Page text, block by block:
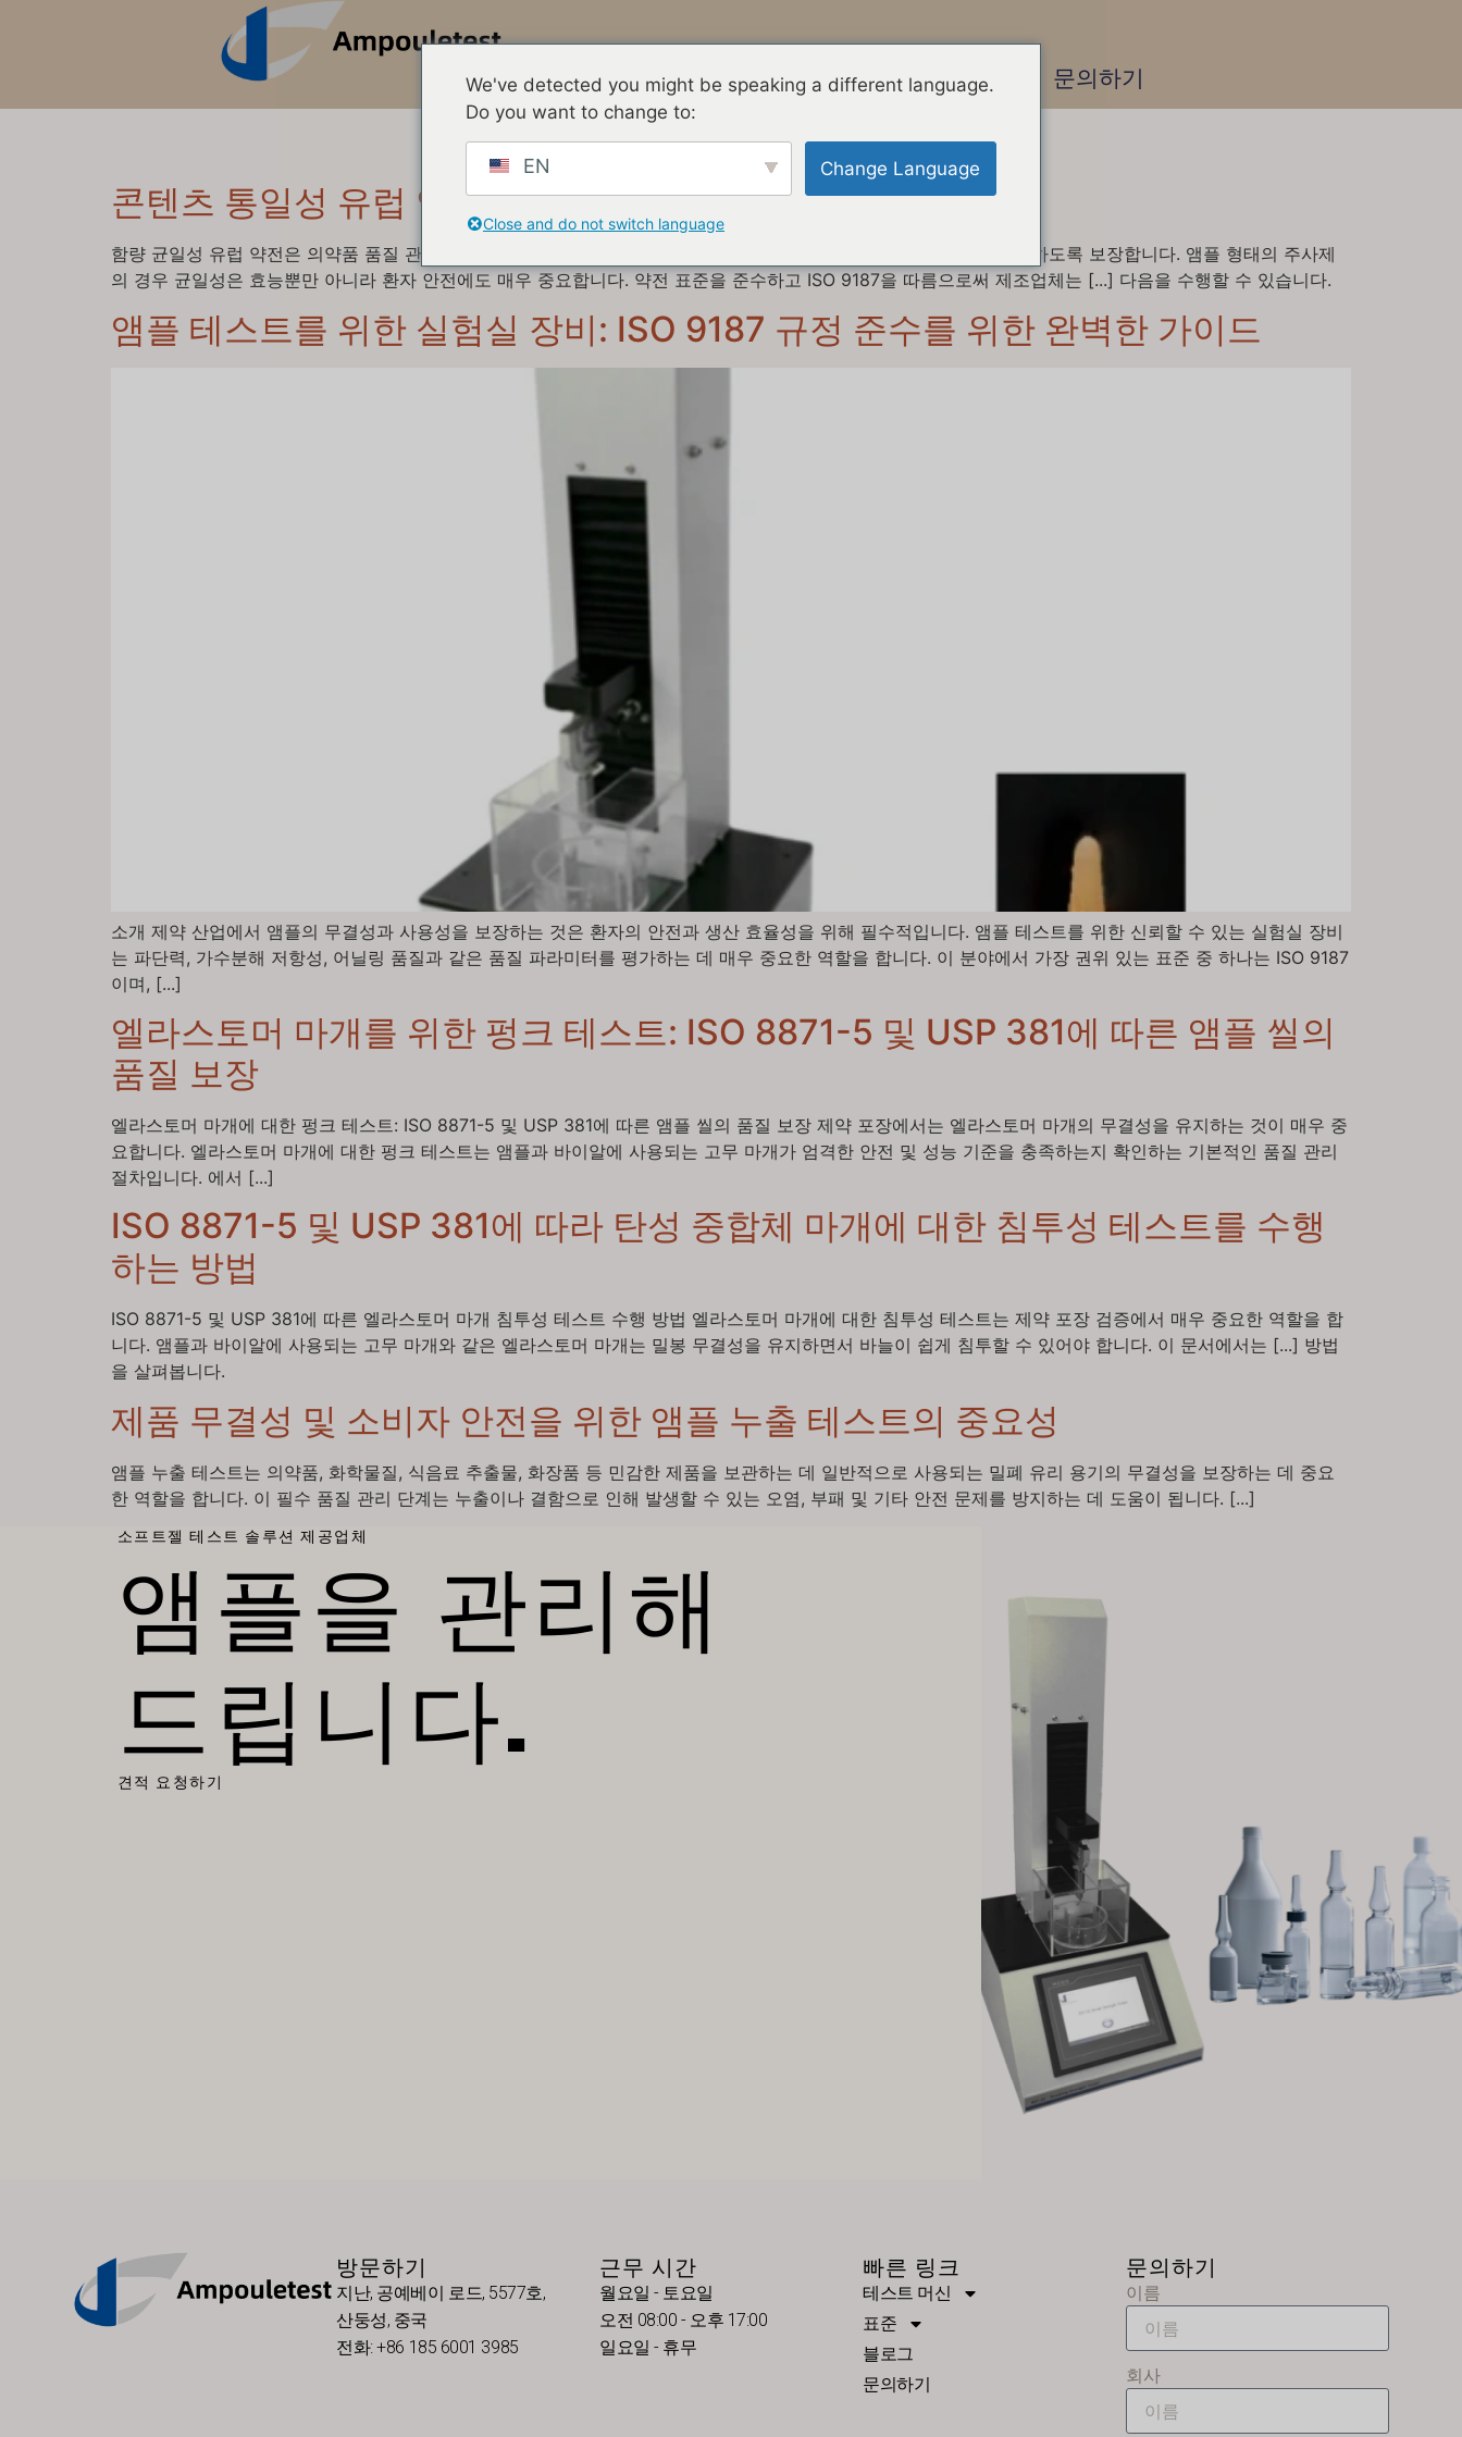
테스트 머신 표준 블로그 문의하기
콘텐츠 통일성 유럽 약전 및 ISO 9187
함량 균일성 유럽 약전은 의약품 품질 관리의 기본 요소로, 각 제형이 정해진 한도 내에서 의도한 양의 유효 성분을 함유하도록 보장합니다. 앰플 형태의 주사제
의 경우 균일성은 효능뿐만 아니라 환자 안전에도 매우 중요합니다. 약전 표준을 준수하고 ISO 9187을 따름으로써 제조업체는 [...] 다음을 수행할 수 있습니다.
앰플 테스트를 위한 실험실 장비: ISO 9187 규정 준수를 위한 완벽한 가이드
소개 제약 산업에서 앰플의 무결성과 사용성을 보장하는 것은 환자의 안전과 생산 효율성을 위해 필수적입니다. 앰플 테스트를 위한 신뢰할 수 있는 실험실 장비
는 파단력, 가수분해 저항성, 어닐링 품질과 같은 품질 파라미터를 평가하는 데 매우 중요한 역할을 합니다. 이 분야에서 가장 권위 있는 표준 중 하나는 ISO 9187
이며, [...]
엘라스토머 마개를 위한 펑크 테스트: ISO 8871-5 및 USP 381에 따른 앰플 씰의
품질 보장
엘라스토머 마개에 대한 펑크 테스트: ISO 8871-5 및 USP 381에 따른 앰플 씰의 품질 보장 제약 포장에서는 엘라스토머 마개의 무결성을 유지하는 것이 매우 중
요합니다. 엘라스토머 마개에 대한 펑크 테스트는 앰플과 바이알에 사용되는 고무 마개가 엄격한 안전 및 성능 기준을 충족하는지 확인하는 기본적인 품질 관리
절차입니다. 에서 [...]
ISO 8871-5 및 USP 381에 따라 탄성 중합체 마개에 대한 침투성 테스트를 수행
하는 방법
ISO 8871-5 및 USP 381에 따른 엘라스토머 마개 침투성 테스트 수행 방법 엘라스토머 마개에 대한 침투성 테스트는 제약 포장 검증에서 매우 중요한 역할을 합
니다. 앰플과 바이알에 사용되는 고무 마개와 같은 엘라스토머 마개는 밀봉 무결성을 유지하면서 바늘이 쉽게 침투할 수 있어야 합니다. 이 문서에서는 [...] 방법
을 살펴봅니다.
제품 무결성 및 소비자 안전을 위한 앰플 누출 테스트의 중요성
앰플 누출 테스트는 의약품, 화학물질, 식음료 추출물, 화장품 등 민감한 제품을 보관하는 데 일반적으로 사용되는 밀폐 유리 용기의 무결성을 보장하는 데 중요
한 역할을 합니다. 이 필수 품질 관리 단계는 누출이나 결함으로 인해 발생할 수 있는 오염, 부패 및 기타 안전 문제를 방지하는 데 도움이 됩니다. [...]
소프트젤 테스트 솔루션 제공업체
앰플을 관리해
드립니다.
견적 요청하기
방문하기
지난, 공예베이 로드, 5577호,
산둥성, 중국
전화: +86 185 6001 3985
근무 시간
월요일 - 토요일
오전 08:00 - 오후 17:00
일요일 - 휴무
빠른 링크
테스트 머신
표준
블로그
문의하기
문의하기
이름
회사
We've detected you might be speaking a different language.
Do you want to change to:
EN Change Language
Close and do not switch language
RO
RU
SK
SL